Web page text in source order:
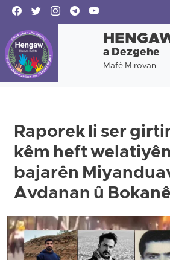
a Dezgehe
Mafê Mirovan
Raporek li ser
kêm heft
bajarên
Avdanan û Bokanê